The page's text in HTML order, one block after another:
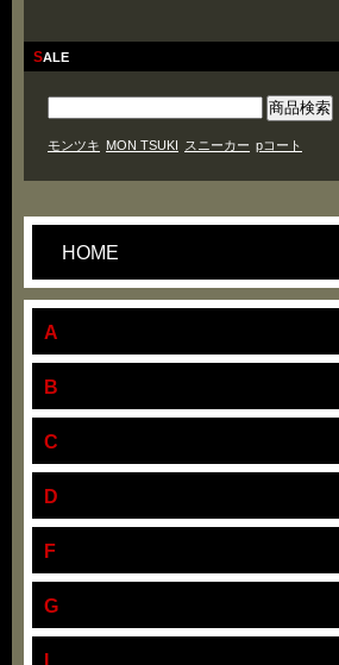
SALE
モンツキ MON TSUKI スニーカー pコート
HOME
A
B
C
D
F
G